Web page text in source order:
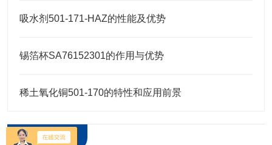
吸水剂501-171-HAZ的性能及优势
锡箔杯SA76152301的作用与优势
稀土氧化铜501-170的特性和应用前景
产品介绍